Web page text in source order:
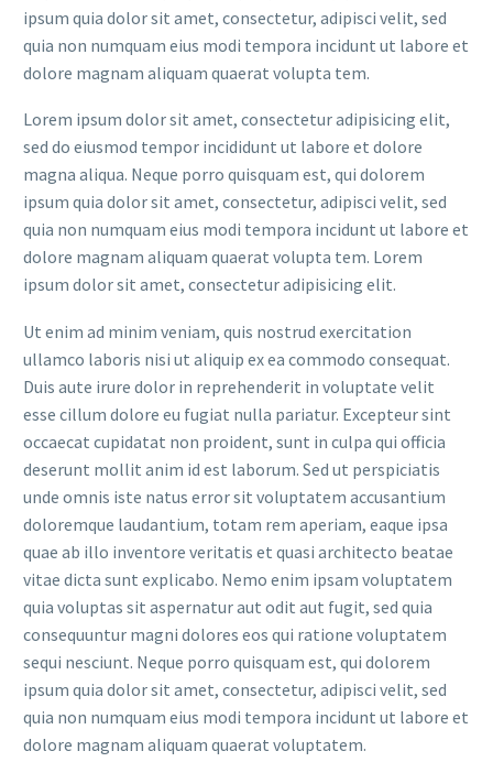
ipsum quia dolor sit amet, consectetur, adipisci velit, sed
quia non numquam eius modi tempora incidunt ut labore et
dolore magnam aliquam quaerat volupta tem.
Lorem ipsum dolor sit amet, consectetur adipisicing elit,
sed do eiusmod tempor incididunt ut labore et dolore
magna aliqua. Neque porro quisquam est, qui dolorem
ipsum quia dolor sit amet, consectetur, adipisci velit, sed
quia non numquam eius modi tempora incidunt ut labore et
dolore magnam aliquam quaerat volupta tem. Lorem
ipsum dolor sit amet, consectetur adipisicing elit.
Ut enim ad minim veniam, quis nostrud exercitation
ullamco laboris nisi ut aliquip ex ea commodo consequat.
Duis aute irure dolor in reprehenderit in voluptate velit
esse cillum dolore eu fugiat nulla pariatur. Excepteur sint
occaecat cupidatat non proident, sunt in culpa qui officia
deserunt mollit anim id est laborum. Sed ut perspiciatis
unde omnis iste natus error sit voluptatem accusantium
doloremque laudantium, totam rem aperiam, eaque ipsa
quae ab illo inventore veritatis et quasi architecto beatae
vitae dicta sunt explicabo. Nemo enim ipsam voluptatem
quia voluptas sit aspernatur aut odit aut fugit, sed quia
consequuntur magni dolores eos qui ratione voluptatem
sequi nesciunt. Neque porro quisquam est, qui dolorem
ipsum quia dolor sit amet, consectetur, adipisci velit, sed
quia non numquam eius modi tempora incidunt ut labore et
dolore magnam aliquam quaerat voluptatem.